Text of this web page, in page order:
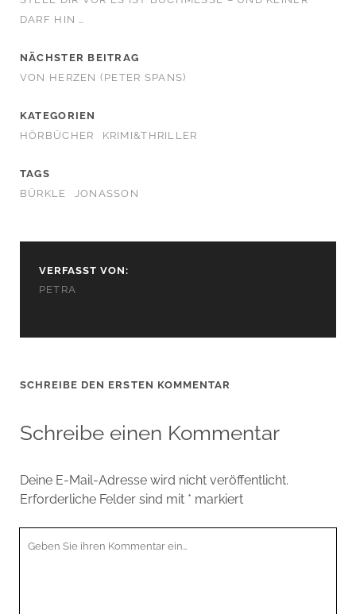
DARF HIN …
NÄCHSTER BEITRAG
VON HERZEN (PETER SPANS)
KATEGORIEN
HÖRBÜCHER
KRIMI&THRILLER
TAGS
BÜRKLE
JONASSON
VERFASST VON:
PETRA
SCHREIBE DEN ERSTEN KOMMENTAR
Schreibe einen Kommentar
Deine E-Mail-Adresse wird nicht veröffentlicht.
Erforderliche Felder sind mit * markiert